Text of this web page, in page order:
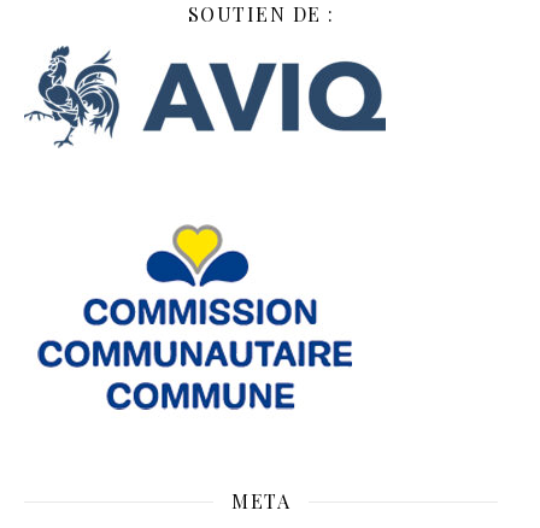
SOUTIEN DE :
META